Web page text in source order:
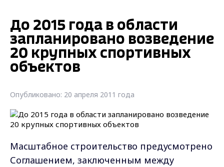
До 2015 года в области
запланировано возведение
20 крупных спортивных
объектов
Опубликовано: 20 апреля 2011 года
Масштабное строительство предусмотрено
Соглашением, заключенным между